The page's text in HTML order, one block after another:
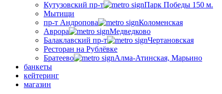
Кутузовский пр-т
Парк Победы 150 м.
Мытищи
пр-т Андропова
Коломенская
Аврора
Медведково
Балаклавский пр-т
Чертановская
Ресторан на Рублёвке
Братеево
Алма-Атинская, Марьино
банкеты
кейтеринг
магазин